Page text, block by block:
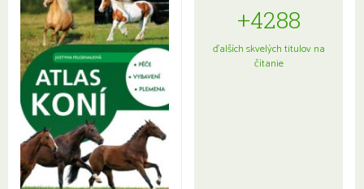
+4288
ďalších skvelých titulov na
čítanie